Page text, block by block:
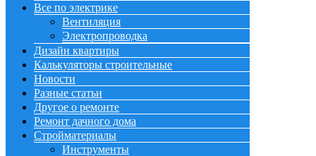
Все по электрике
Вентиляция
Электропроводка
Дизайн квартиры
Калькуляторы строительные
Новости
Разные статьи
Другое о ремонте
Ремонт дачного дома
Стройматериалы
Инструменты